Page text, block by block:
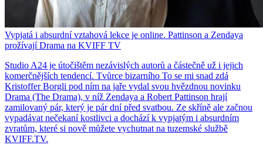
Vypjatá i absurdní vztahová lekce je online. Pattinson a Zendaya
prožívají Drama na KVIFF TV
Studio A24 je útočištěm nezávislých autorů a částečně už i jejich
komerčnějších tendencí. Tvůrce bizarního To se mi snad zdá
Kristoffer Borgli pod ním na jaře vydal svou hvězdnou novinku
Drama (The Drama), v níž Zendaya a Robert Pattinson hrají
zamilovaný pár, který je pár dní před svatbou. Ze skříně ale začnou
vypadávat nečekaní kostlivci a dochází k vypjatým i absurdním
zvratům, které si nově můžete vychutnat na tuzemské službě
KVIFF.TV.